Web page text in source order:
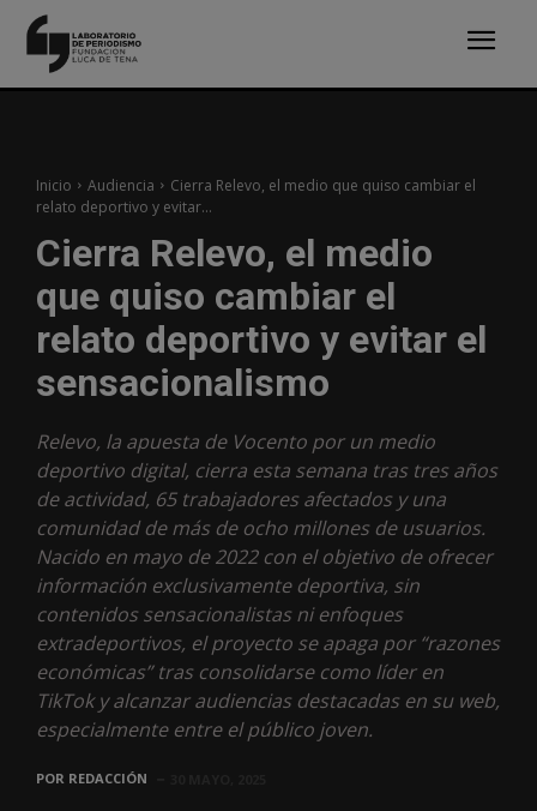
Inicio Audiencia
Cierra Relevo, el medio que quiso cambiar el
relato deportivo y evitar...
Cierra Relevo, el medio
que quiso cambiar el
relato deportivo y evitar el
sensacionalismo
Relevo, la apuesta de Vocento por un medio
deportivo digital, cierra esta semana tras tres años
de actividad, 65 trabajadores afectados y una
comunidad de más de ocho millones de usuarios.
Nacido en mayo de 2022 con el objetivo de ofrecer
información exclusivamente deportiva, sin
contenidos sensacionalistas ni enfoques
extradeportivos, el proyecto se apaga por “razones
económicas” tras consolidarse como líder en
TikTok y alcanzar audiencias destacadas en su web,
especialmente entre el público joven.
POR REDACCIÓN